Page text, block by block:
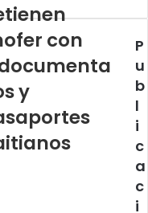
con
y
P
u
b
l
i
c
a
c
i